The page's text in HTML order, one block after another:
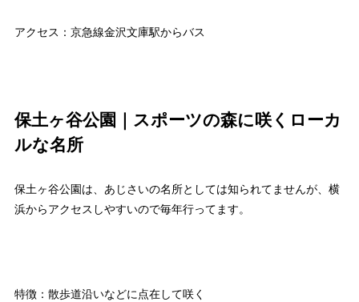
アクセス：京急線金沢文庫駅からバス
保土ヶ谷公園｜スポーツの森に咲くローカ
ルな名所
保土ヶ谷公園は、あじさいの名所としては知られてませんが、横
浜からアクセスしやすいので毎年行ってます。
特徴：散歩道沿いなどに点在して咲く